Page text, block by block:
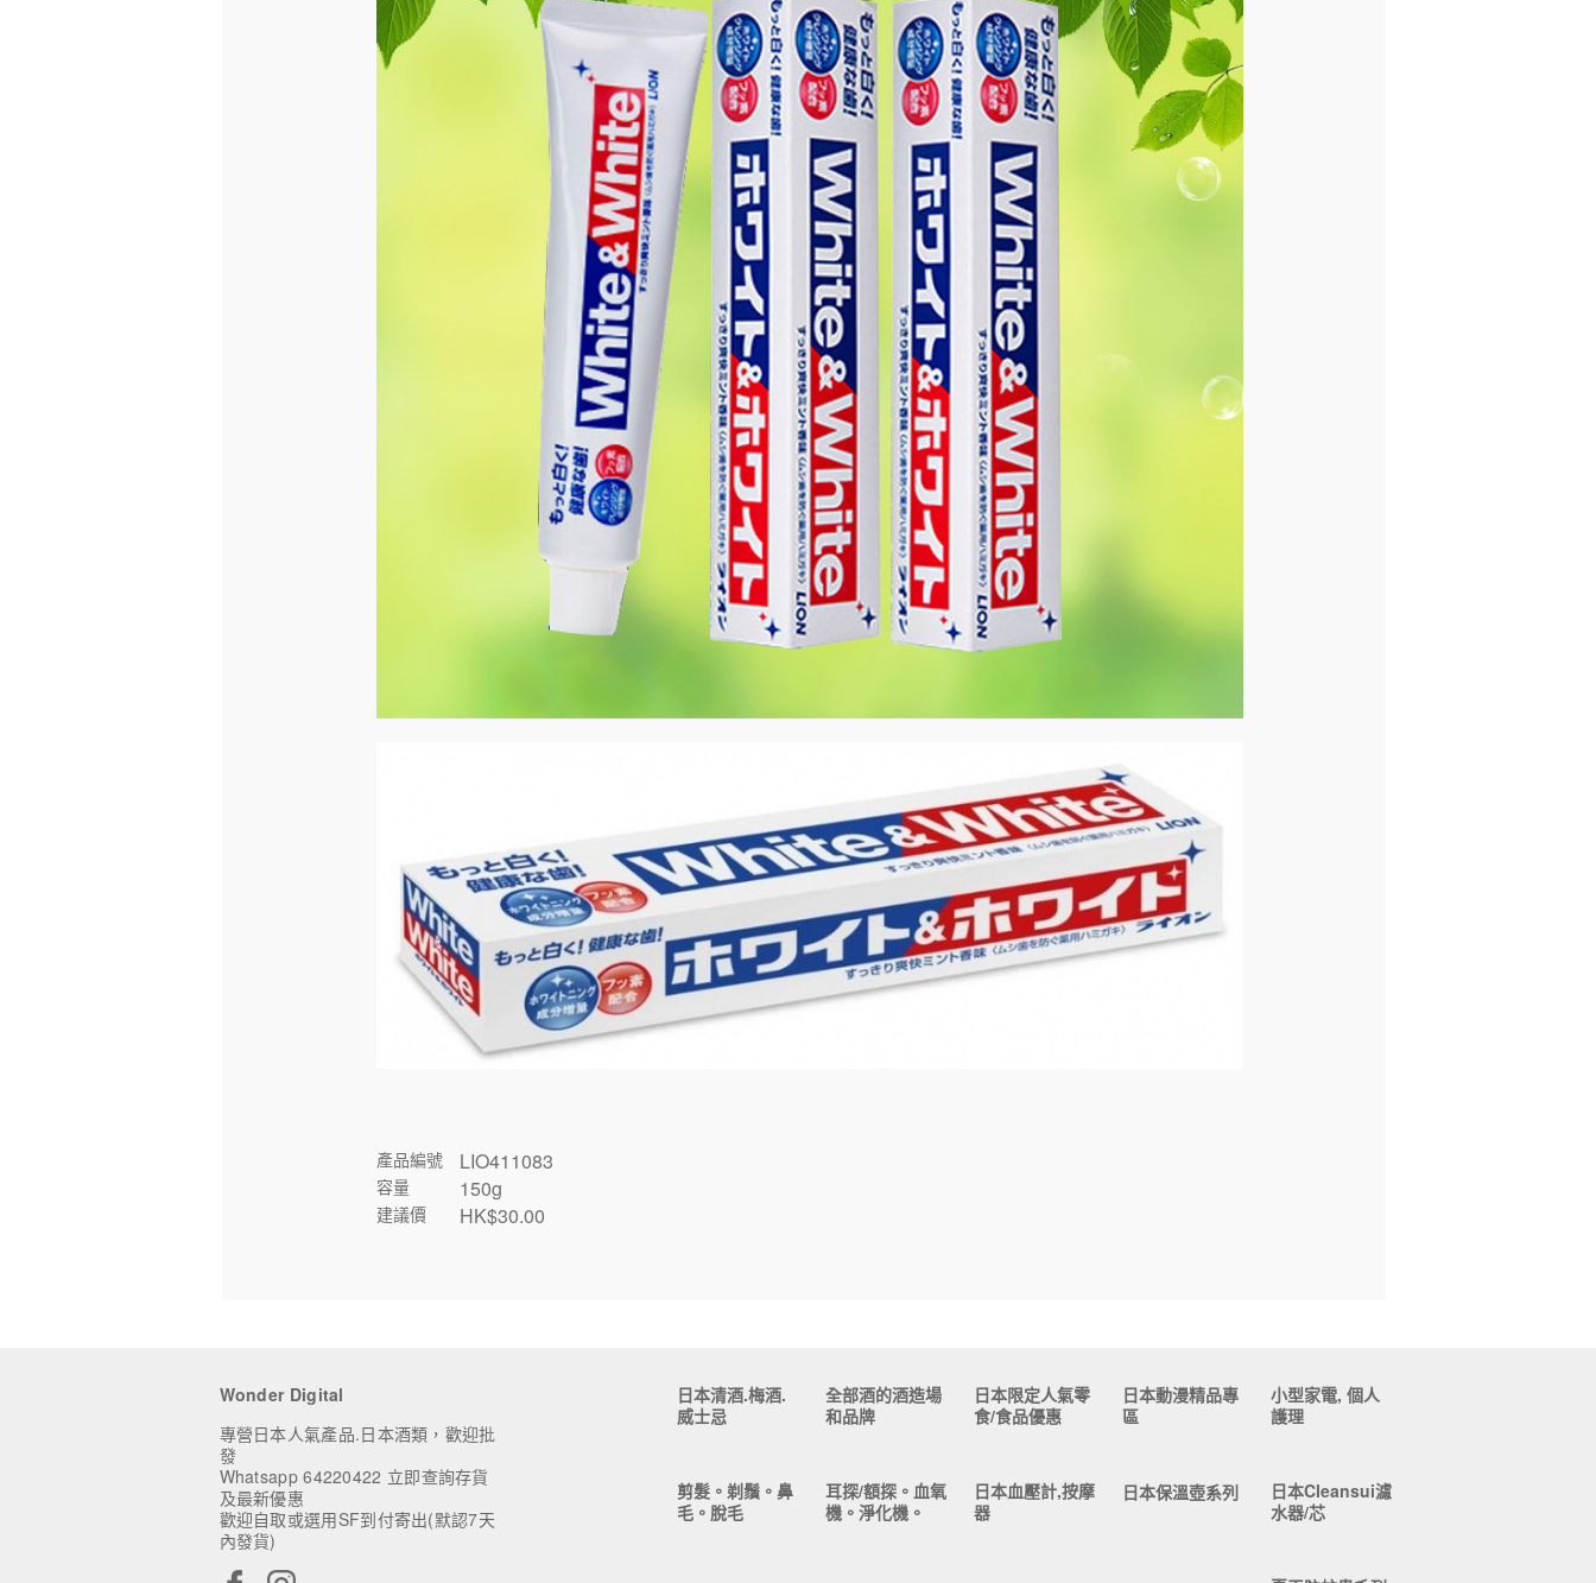
產品編號 LIO411083
容量 150g
建議價 HK$30.00
Wonder Digital
專營日本人氣產品.日本酒類，歡迎批
發
Whatsapp 64220422 立即查詢存貨
及最新優惠
歡迎自取或選用SF到付寄出(默認7天
內發貨)
日本清酒.梅酒.
威士忌
全部酒的酒造場
和品牌
日本限定人氣零
食/食品優惠
日本動漫精品專
區
小型家電, 個人
護理
剪髮。剃鬚。鼻
毛。脫毛
耳探/額探。血氧
機。淨化機。
日本血壓計,按摩
器
日本保溫壺系列
日本Cleansui濾
水器/芯